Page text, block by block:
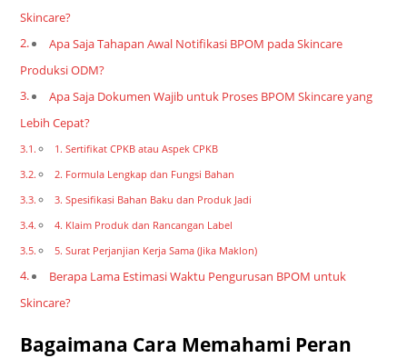
Skincare?
Apa Saja Tahapan Awal Notifikasi BPOM pada Skincare
Produksi ODM?
Apa Saja Dokumen Wajib untuk Proses BPOM Skincare yang
Lebih Cepat?
1. Sertifikat CPKB atau Aspek CPKB
2. Formula Lengkap dan Fungsi Bahan
3. Spesifikasi Bahan Baku dan Produk Jadi
4. Klaim Produk dan Rancangan Label
5. Surat Perjanjian Kerja Sama (Jika Maklon)
Berapa Lama Estimasi Waktu Pengurusan BPOM untuk
Skincare?
Bagaimana Cara Memahami Peran